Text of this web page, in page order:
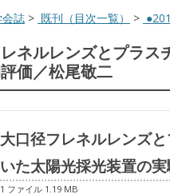
誌 > 既刊（目次一覧） >
ネルレンズとプラス
価／松尾敬二
大口径フレネルレンズ
いた太陽光採光装置の
1 ファイル 1.19 MB